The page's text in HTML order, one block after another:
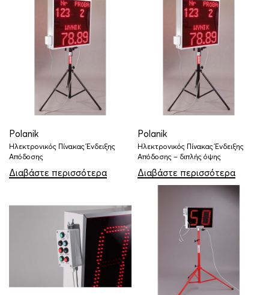
Polanik
Ηλεκτρονικός Πίνακας Ένδειξης
Απόδοσης
Διαβάστε περισσότερα
Polanik
Ηλεκτρονικός Πίνακας Ένδειξης
Απόδοσης – διπλής όψης
Διαβάστε περισσότερα